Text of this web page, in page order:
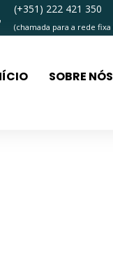
(+351) 222 421 350
(chamada para a rede
SOBRE NÓS